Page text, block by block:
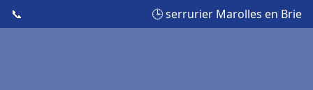
📞 🕒 serrurier Marolles en Brie